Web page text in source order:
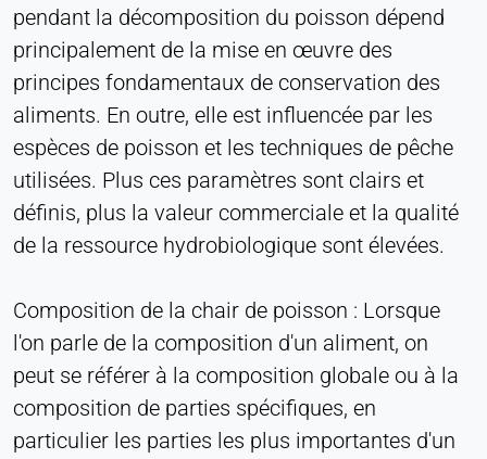
pendant la décomposition du poisson dépend
principalement de la mise en œuvre des
principes fondamentaux de conservation des
aliments. En outre, elle est influencée par les
espèces de poisson et les techniques de pêche
utilisées. Plus ces paramètres sont clairs et
définis, plus la valeur commerciale et la qualité
de la ressource hydrobiologique sont élevées.
Composition de la chair de poisson : Lorsque
l'on parle de la composition d'un aliment, on
peut se référer à la composition globale ou à la
composition de parties spécifiques, en
particulier les parties les plus importantes d'un